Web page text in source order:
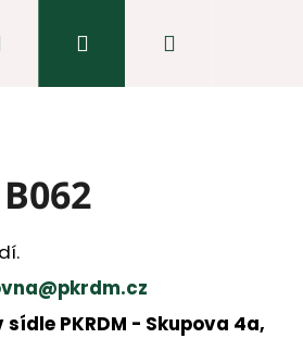
Přihlášení
PKRDM - Skupova 4a,